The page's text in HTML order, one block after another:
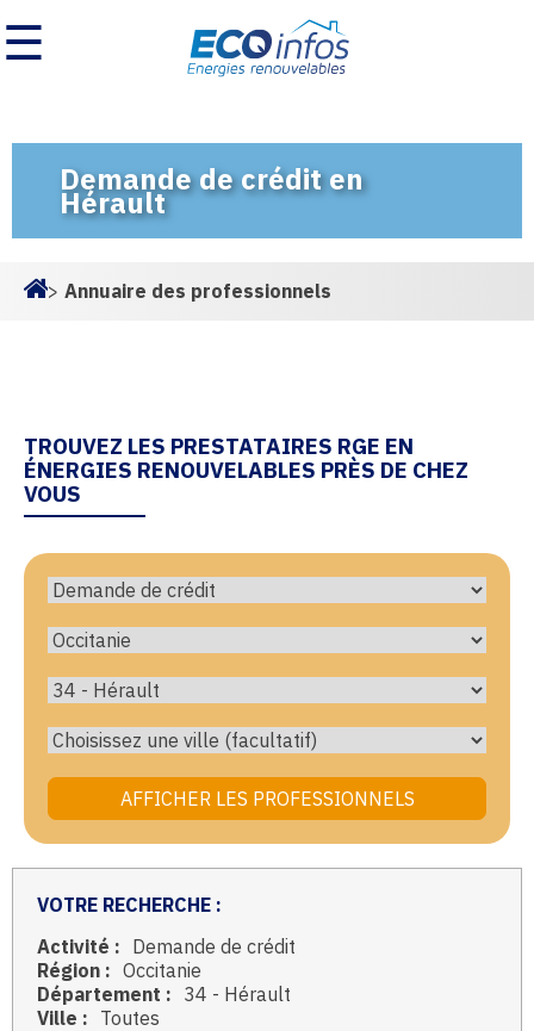
☰
Demande de crédit en
Hérault
> Annuaire des professionnels
TROUVEZ LES PRESTATAIRES RGE EN
ÉNERGIES RENOUVELABLES PRÈS DE CHEZ
VOUS
VOTRE RECHERCHE :
Activité : Demande de crédit
Région : Occitanie
Département : 34 - Hérault
Ville : Toutes